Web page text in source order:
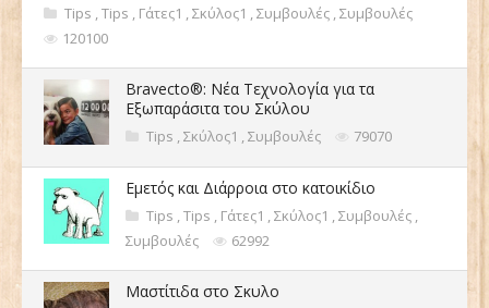
Tips ,Tips , Γάτες1 ,Σκύλος1 ,Συμβουλές ,Συμβουλές
120100
Bravecto®: Νέα Τεχνολογία για τα
Εξωπαράσιτα του Σκύλου
Tips ,Σκύλος1 ,Συμβουλές 79070
Εμετός και Διάρροια στο κατοικίδιο
Tips ,Tips , Γάτες1 ,Σκύλος1 ,Συμβουλές ,
Συμβουλές
62992
Μαστίτιδα στο Σκυλο